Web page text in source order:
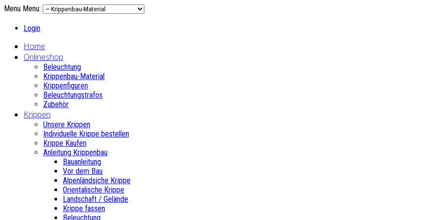
Menu Menu:
Login
Home
Onlineshop
Beleuchtung
Krippenbau-Material
Krippenfiguren
Beleuchtungstrafos
Zubehör
Krippen
Unsere Krippen
Individuelle Krippe bestellen
Krippe Kaufen
Anleitung Krippenbau
Bauanleitung
Vor dem Bau
Alpenländsiche Krippe
Orientalische Krippe
Landschaft / Gelände
Krippe fassen
Beleuchtung